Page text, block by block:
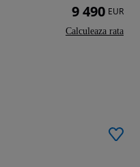
9 490 EUR
Calculeaza rata